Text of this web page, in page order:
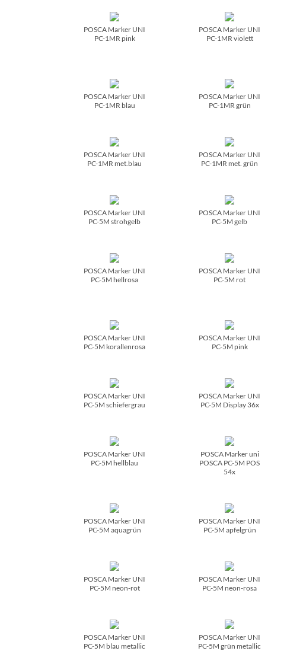
POSCA Marker UNI
PC-1MR pink
POSCA Marker UNI
PC-1MR violett
POSCA Marker UNI
PC-1MR blau
POSCA Marker UNI
PC-1MR grün
POSCA Marker UNI
PC-1MR met.blau
POSCA Marker UNI
PC-1MR met. grün
POSCA Marker UNI
PC-5M strohgelb
POSCA Marker UNI
PC-5M gelb
POSCA Marker UNI
PC-5M hellrosa
POSCA Marker UNI
PC-5M rot
POSCA Marker UNI
PC-5M korallenrosa
POSCA Marker UNI
PC-5M pink
POSCA Marker UNI
PC-5M schiefergrau
POSCA Marker UNI
PC-5M Display 36x
POSCA Marker UNI
PC-5M hellblau
POSCA Marker uni
POSCA PC-5M POS
54x
POSCA Marker UNI
PC-5M aquagrün
POSCA Marker UNI
PC-5M apfelgrün
POSCA Marker UNI
PC-5M neon-rot
POSCA Marker UNI
PC-5M neon-rosa
POSCA Marker UNI
PC-5M blau metallic
POSCA Marker UNI
PC-5M grün metallic